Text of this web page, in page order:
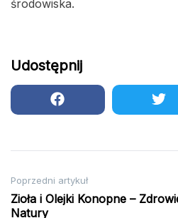
środowiska.
Udostępnij
Nawigacja
wpisu
Poprzedni artykuł
Zioła i Olejki Konopne –
Natury